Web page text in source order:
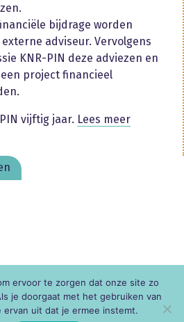
bijdrage worden
adviseur. Vervolgens
KNR-PIN deze adviezen en
project financieel
vijftig jaar. Lees meer
© KNR
ervoor te zorgen dat onze site zo
je doorgaat met het gebruiken van
ervan uit dat je ermee instemt.